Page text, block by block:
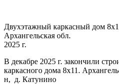
Двухэтажный каркасный дом
Архангельская обл.
2025 г.
В декабре 2025 г. закончили
каркасного дома 8х11.
н, д. Катунино